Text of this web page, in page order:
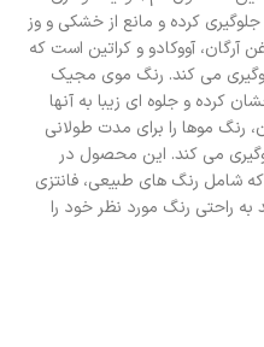
کرده و مانع از خشکی و وز
آووکادو و کراتین است که
می‌ کند. رنگ موی مجیک
کرده و جلوه‌ ای زیبا به آنها
رنگ موها را برای مدت طولانی
می‌ کند. این محصول در
شامل رنگ‌ های طبیعی، فانتزی
به راحتی رنگ مورد نظر خود را